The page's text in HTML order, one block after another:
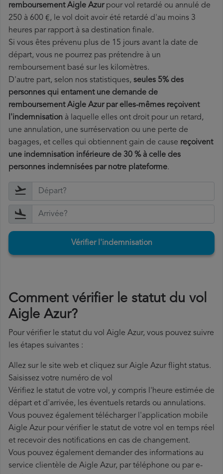
remboursement Aigle Azurpour vol retardé ou annulé de
250 à 600 €, le vol doit avoir été retardé d'au moins 3
heures par rapport à sa destination finale.
Si vous êtes prévenu plus de 15 jours avant la date de
départ, vous ne pourrez pas prétendre à un
remboursement basé sur les kilomètres.
D'autre part, selon nos statistiques, seules 5% des
personnes qui entament une demande de
remboursement Aigle Azur par elles-mêmes reçoivent
l'indemnisation à laquelle elles ont droit pour un retard,
une annulation, une surréservation ou une perte de
bagages, et celles qui obtiennent gain de cause reçoivent
une indemnisation inférieure de 30 % à celle des
personnes indemnisées par notre plateforme.
Vérifier l'indemnisation
Comment vérifier le statut du vol
Aigle Azur?
Pour vérifier le statut du vol Aigle Azur, vous pouvez suivre
les étapes suivantes :
Allez sur le site web et cliquez sur Aigle Azur flight status.
Saisissez votre numéro de vol
Vérifiez le statut de votre vol, y compris l'heure estimée de
départ et d'arrivée, les éventuels retards ou annulations.
Vous pouvez également télécharger l'application mobile
Aigle Azur pour vérifier le statut de votre vol en temps réel
et recevoir des notifications en cas de changement.
Vous pouvez également demander des informations au
service clientèle de Aigle Azur, par téléphone ou par e-